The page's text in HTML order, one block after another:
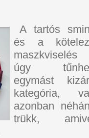
A tartós
és a
maszkviselés
úgy
egymást
kategória,
azonban
trükk,